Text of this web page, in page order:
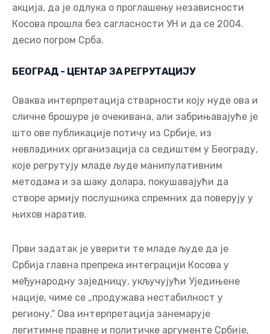
акција, да је одлука о проглашењу независности
Косова прошла без сагласности УН и да се 2004.
десио погром Срба.
БЕОГРАД - ЦЕНТАР ЗА РЕГРУТАЦИЈУ
Оваква интерпретација стварности коју нуде ова и
сличне брошуре је очекивана, али забрињавајуће је
што ове публикације потичу из Србије, из
невладиних организација са седиштем у Београду,
које регрутују младе људе манипулативним
методама и за шаку долара, покушавајући да
створе армију послушника спремних да поверују у
њихов наратив.
Први задатак је уверити те младе људе да је
Србија главна препрека интеграцији Косова у
међународну заједницу, укључујући Уједињене
нације, чиме се „продужава нестабилност у
региону.“ Ова интерпретација занемарује
легитимне правне и политичке аргументе Србије,